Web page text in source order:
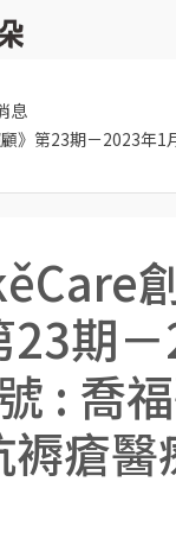
息
》第23期－2023年1
23期
: 喬
褥瘡醫